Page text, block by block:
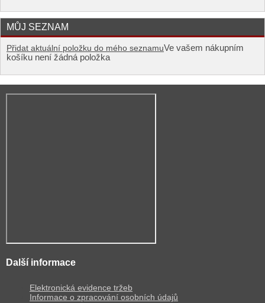
MŮJ SEZNAM
Přidat aktuální položku do mého seznamuVe vašem nákupním
košíku není žádná položka
Další informace
Elektronická evidence tržeb
Informace o zpracování osobních údajů